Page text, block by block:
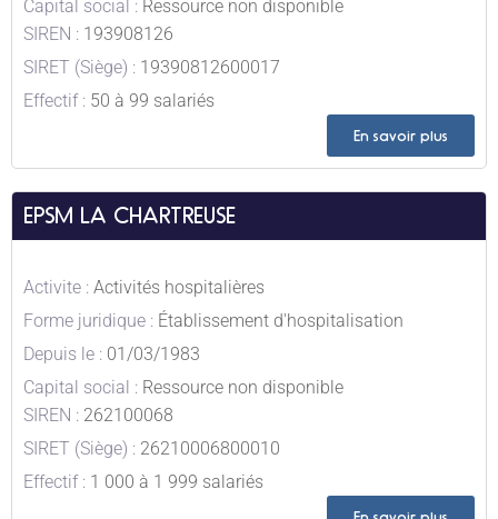
Capital social : Ressource non disponible
SIREN : 193908126
SIRET (Siège) : 19390812600017
Effectif : 50 à 99 salariés
En savoir plus
EPSM LA CHARTREUSE
Activite : Activités hospitalières
Forme juridique : Établissement d'hospitalisation
Depuis le : 01/03/1983
Capital social : Ressource non disponible
SIREN : 262100068
SIRET (Siège) : 26210006800010
Effectif : 1 000 à 1 999 salariés